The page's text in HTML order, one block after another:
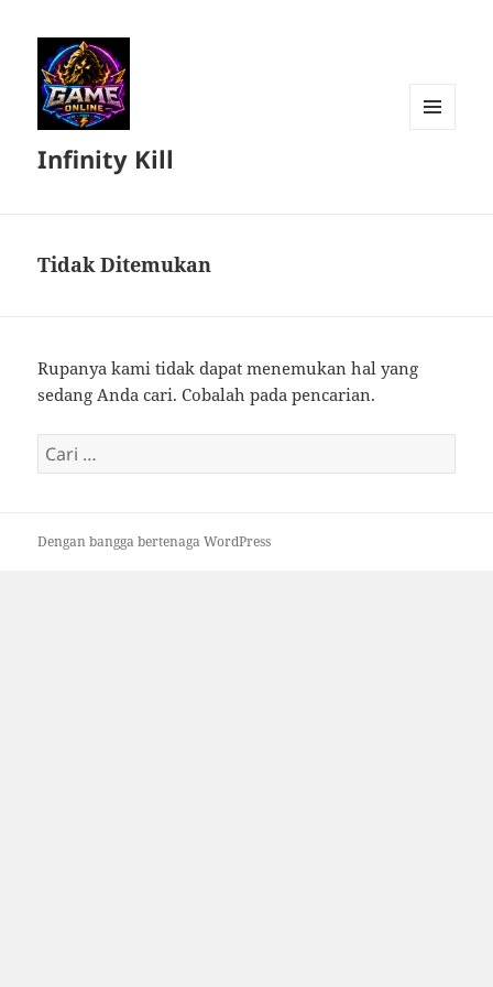
Infinity Kill
Tidak Ditemukan
Rupanya kami tidak dapat menemukan hal yang
sedang Anda cari. Cobalah pada pencarian.
Cari
untuk:
Dengan bangga bertenaga WordPress